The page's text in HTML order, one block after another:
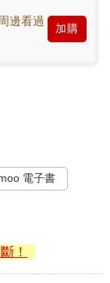
邊看過
加購
電子書
！